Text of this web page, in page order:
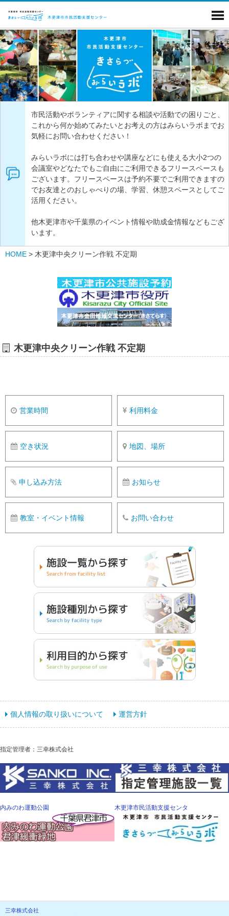
市民活動やボランティアに関する相談や活動での困りごと、
これから何か始めてみたいとお考えの方はみらいラボまでお
気軽にお問い合わせください！
みらいラボには打ち合わせや講座などにも使える大小2つの
会議室やどなたでもご自由にご利用できるフリースペースも
ございます。フリースペースは予約不要でご利用できますの
でお友達とのおしゃべりの場、学習、休憩スペースとしてご
活用ください。
他木更津市や千葉県のイベント情報や助成金情報などもござ
います。
HOME > 木更津中央クリーン作戦 不定期
木更津中央クリーン作戦 不定期
営業時間 利用料金
空き状況 地図、場所
申し込み方法 お知らせ
教室・イベント情報 お問い合わせ
個人情報の取り扱いについて 運営方針
指定管理者：三幸株式会社